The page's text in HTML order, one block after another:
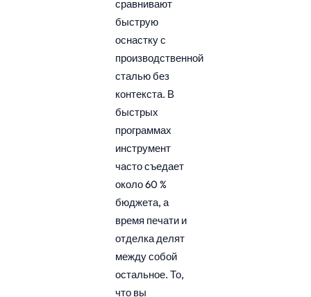
сравнивают
быструю
оснастку с
производственной
сталью без
контекста. В
быстрых
программах
инструмент
часто съедает
около 60 %
бюджета, а
время печати и
отделка делят
между собой
остальное. То,
что вы